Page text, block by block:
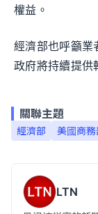
權益。
經濟部也呼籲業
政府將持續提供
關聯主題
經濟部 美國商務
LTN